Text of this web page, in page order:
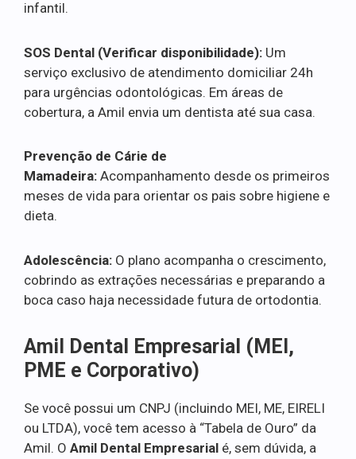
infantil.
SOS Dental (Verificar disponibilidade): Um
serviço exclusivo de atendimento domiciliar 24h
para urgências odontológicas. Em áreas de
cobertura, a Amil envia um dentista até sua casa.
Prevenção de Cárie de
Mamadeira: Acompanhamento desde os primeiros
meses de vida para orientar os pais sobre higiene e
dieta.
Adolescência: O plano acompanha o crescimento,
cobrindo as extrações necessárias e preparando a
boca caso haja necessidade futura de ortodontia.
Amil Dental Empresarial (MEI,
PME e Corporativo)
Se você possui um CNPJ (incluindo MEI, ME, EIRELI
ou LTDA), você tem acesso à “Tabela de Ouro” da
Amil. O Amil Dental Empresarial é, sem dúvida, a